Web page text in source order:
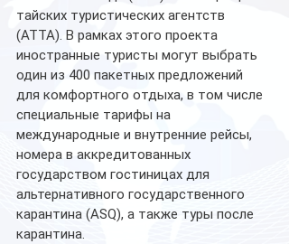
тайских туристических агентств
(ATTA). В рамках этого проекта
иностранные туристы могут выбрать
один из 400 пакетных предложений
для комфортного отдыха, в том числе
специальные тарифы на
международные и внутренние рейсы,
номера в аккредитованных
государством гостиницах для
альтернативного государственного
карантина (ASQ), а также туры после
карантина.